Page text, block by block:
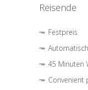
Reisende
Festpreis
45 Minuten
Convenient